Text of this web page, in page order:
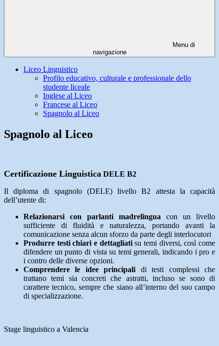
Menu di
navigazione
Liceo Linguistico
Profilo educativo, culturale e professionale dello
studente liceale
Inglese al Liceo
Francese al Liceo
Spagnolo al Liceo
Spagnolo al Liceo
Certificazione Linguistica DELE B2
Il diploma di spagnolo (DELE) livello B2 attesta la capacità
dell’utente di:
Relazionarsi con parlanti madrelingua con un livello
sufficiente di fluidità e naturalezza, portando avanti la
comunicazione senza alcun sforzo da parte degli interlocutori
Produrre testi chiari e dettagliatisu temi diversi, così come
difendere un punto di vista su temi generali, indicando i pro e
i contro delle diverse opzioni.
Comprendere le idee principali di testi complessi che
trattano temi sia concreti che astratti, incluso se sono di
carattere tecnico, sempre che siano all’interno del suo campo
di specializzazione.
Stage linguistico a Valencia